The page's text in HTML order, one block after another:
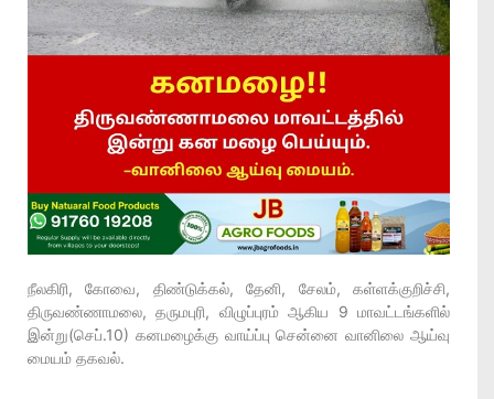
நீலகிரி, கோவை, திண்டுக்கல், தேனி, சேலம், கள்ளக்குறிச்சி,
திருவண்ணாமலை, தருமபுரி, விழுப்புரம் ஆகிய 9 மாவட்டங்களில்
இன்று(செப்.10) கனமழைக்கு வாய்ப்பு சென்னை வானிலை ஆய்வு
மையம் தகவல்.